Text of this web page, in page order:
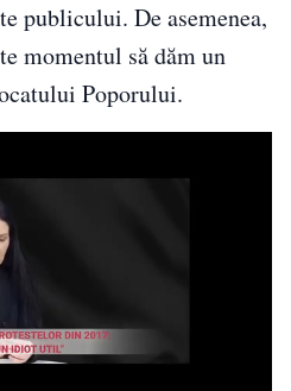
publicului. De asemenea,
momentul să dăm un
Poporului.